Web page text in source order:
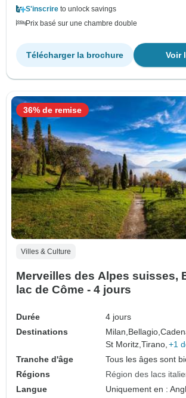
S'inscrire to unlock savings
Prix basé sur une chambre double
Voir
Télécharger la brochure
Villes & Culture
Merveilles des Alpes suisses,
lac de Côme - 4 jours
Durée
4 jours
Destinations
Milan, Bellagio,
St Moritz,Tirano, +1
Tranche d'âge
Tous les âges sont
Régions
Région des lacs
Langue
Uniquement en :
36% de remise